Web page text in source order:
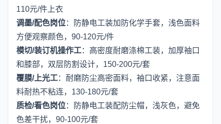
110元/件上衣
调墨/配色岗位：防静电工装加防化学手套，浅色面料
方便观察颜色，90-120元/件
模切/装订机操作工：高密度耐磨涤棉工装，加厚袖口
和膝部，双层防割设计，150-200元/套
覆膜/上光工：耐磨防尘高密面料，袖口收紧，注意面
料耐热不粘连，130-180元/套
质检/看色岗位：防静电工装配防尘帽，浅灰色，避免
色差干扰，90-100元/套